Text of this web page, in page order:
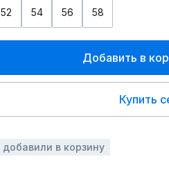
52 54 56 58
Добавить в
Купить
добавили в корзину